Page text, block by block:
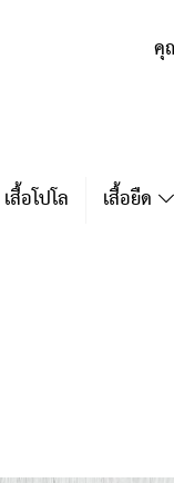
คุ
เสื้อโปโล เสื้อยืด